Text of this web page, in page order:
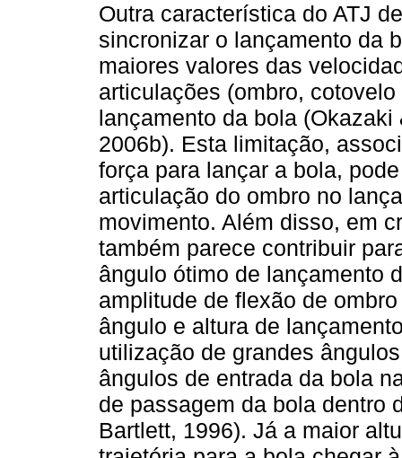
Outra característica do ATJ
sincronizar o lançamento da
maiores valores das
articulações (ombro,
lançamento da bola
2006b). Esta limitação,
força para lançar a bola,
articulação do ombro no
movimento. Além disso, em
também parece contribuir
ângulo ótimo de lançamento
amplitude de flexão de
ângulo e altura de
utilização de grandes
ângulos de entrada da bola
de passagem da bola dentro
Bartlett, 1996). Já a maior